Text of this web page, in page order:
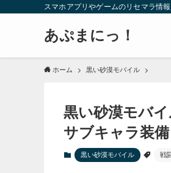
スマホアプリやゲームのリセマラ情
あぷまにっ！
ホーム 黒い砂漠モバイル
黒い砂漠モバ
サブキャラ装備
黒い砂漠モバイル 戦